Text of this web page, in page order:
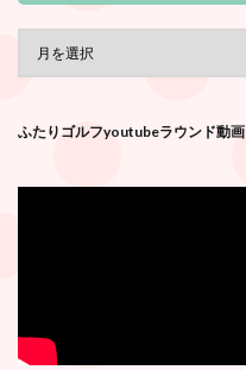
ふたりゴルフyoutubeラウンド動画